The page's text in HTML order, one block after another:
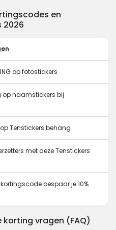
en
2026
op fotostickers
op naamstickers bij
Tenstickers behang
met deze Tenstickers
bespaar je 10%
vragen (FAQ)